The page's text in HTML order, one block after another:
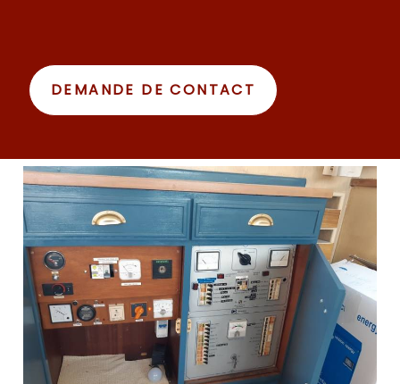
DEMANDE DE CONTACT